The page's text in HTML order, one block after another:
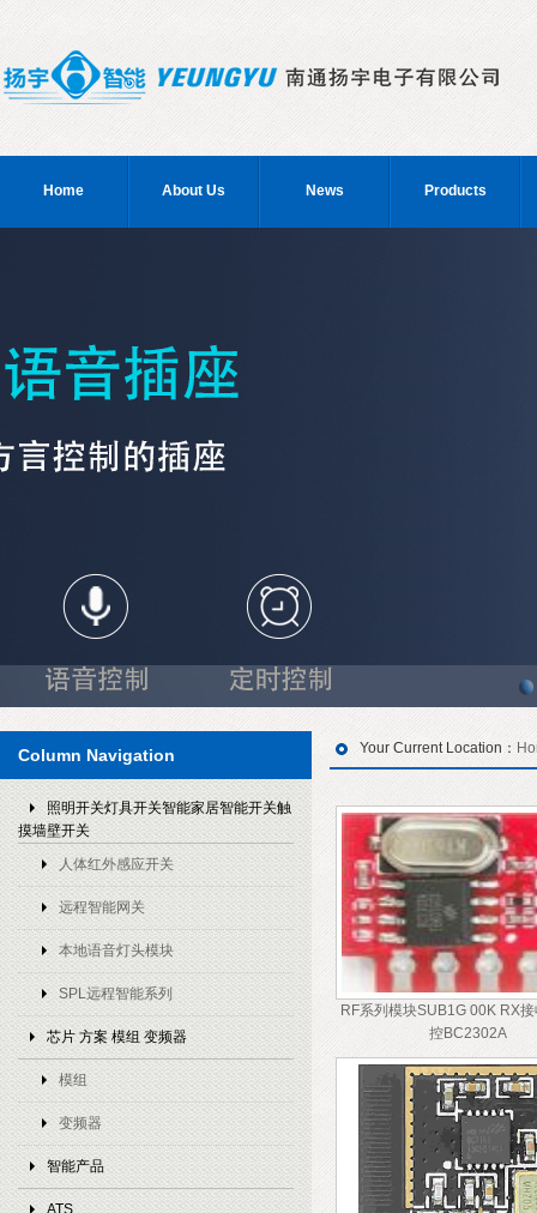
Home About Us News Products
Column Navigation
照明开关灯具开关智能家居智能开关触
摸墙壁开关
人体红外感应开关
远程智能网关
本地语音灯头模块
SPL远程智能系列
芯片 方案 模组 变频器
模组
变频器
智能产品
ATS
Your Current Location：
RF系列模块SUB1G 00K RX
控BC2302A